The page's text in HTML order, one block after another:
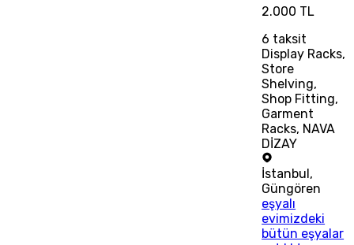
2.000 TL
6 taksit
Display Racks,
Store
Shelving,
Shop Fitting,
Garment
Racks, NAVA
DİZAY
İstanbul,
Güngören
eşyalı
evimizdeki
bütün eşyalar